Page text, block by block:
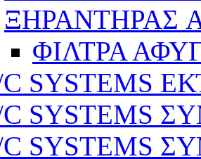
ΞΗΡΑΝΤΗΡΑΣ
ΦΙΛΤΡΑ
SYSTEMS
SYSTEMS
SYSTEMS